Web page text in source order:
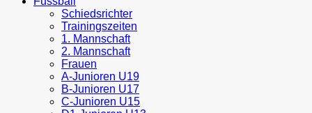
Schiedsrichter
Trainingszeiten
1. Mannschaft
2. Mannschaft
Frauen
A-Junioren U19
B-Junioren U17
C-Junioren U15